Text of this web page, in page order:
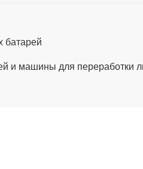
батарей
и машины для переработки